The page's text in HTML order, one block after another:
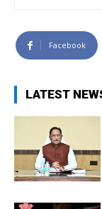
Facebook
LATEST